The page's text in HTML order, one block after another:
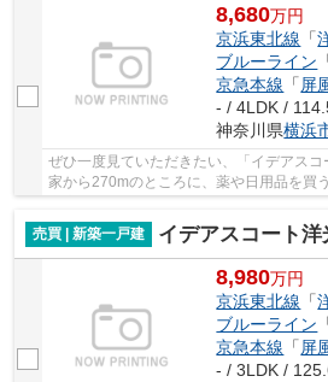
8,680万円
京浜東北線 「
ブルーライン
京急本線 「屏
- / 4LDK /
神奈川県横浜
ぜひ一度見ていただきたい、「イデアス
家から270mのところに、薬や日用品を買
売買 | 新築一戸建
イデアスコート
8,980万円
京浜東北線 「
ブルーライン
京急本線 「屏
- / 3LDK /